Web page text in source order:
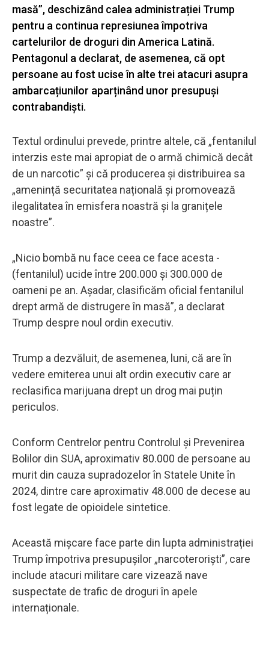
masă”, deschizând calea administrației Trump
pentru a continua represiunea împotriva
cartelurilor de droguri din America Latină.
Pentagonul a declarat, de asemenea, că opt
persoane au fost ucise în alte trei atacuri asupra
ambarcațiunilor aparținând unor presupuși
contrabandiști.
Textul ordinului prevede, printre altele, că „fentanilul
interzis este mai apropiat de o armă chimică decât
de un narcotic” și că producerea și distribuirea sa
„amenință securitatea națională și promovează
ilegalitatea în emisfera noastră și la granițele
noastre”.
„Nicio bombă nu face ceea ce face acesta -
(fentanilul) ucide între 200.000 și 300.000 de
oameni pe an. Așadar, clasificăm oficial fentanilul
drept armă de distrugere în masă”, a declarat
Trump despre noul ordin executiv.
Trump a dezvăluit, de asemenea, luni, că are în
vedere emiterea unui alt ordin executiv care ar
reclasifica marijuana drept un drog mai puțin
periculos.
Conform Centrelor pentru Controlul și Prevenirea
Bolilor din SUA, aproximativ 80.000 de persoane au
murit din cauza supradozelor în Statele Unite în
2024, dintre care aproximativ 48.000 de decese au
fost legate de opioidele sintetice.
Această mișcare face parte din lupta administrației
Trump împotriva presupușilor „narcoteroriști”, care
include atacuri militare care vizează nave
suspectate de trafic de droguri în apele
internaționale.